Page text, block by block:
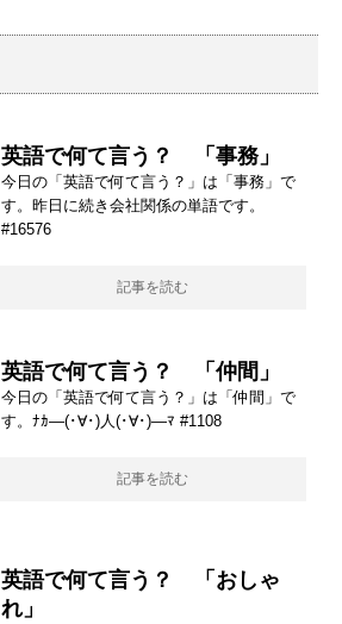
英語で何て言う？ 「事務」
今日の「英語で何て言う？」は「事務」で
す。昨日に続き会社関係の単語です。
#16576
記事を読む
英語で何て言う？ 「仲間」
今日の「英語で何て言う？」は「仲間」で
す。ﾅｶ―(･∀･)人(･∀･)―ﾏ #1108
記事を読む
英語で何て言う？ 「おしゃ
れ」